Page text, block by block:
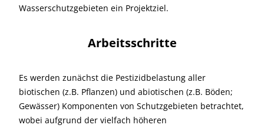
Wasserschutzgebieten ein Projektziel.
Arbeitsschritte
Es werden zunächst die Pestizidbelastung aller
biotischen (z.B. Pflanzen) und abiotischen (z.B. Böden;
Gewässer) Komponenten von Schutzgebieten betrachtet,
wobei aufgrund der vielfach höheren